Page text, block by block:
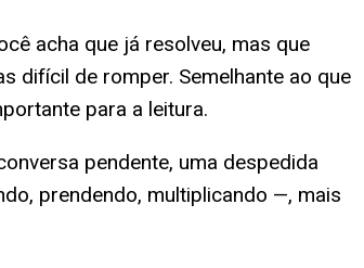
acha que já resolveu, mas que
difícil de romper. Semelhante ao que
para a leitura.
pendente, uma despedida
prendendo, multiplicando —, mais